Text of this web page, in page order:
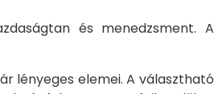
és menedzsment. A
lényeges elemei. A választható